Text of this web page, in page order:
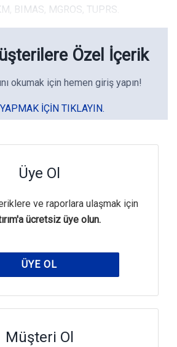
BIMAS, MGROS, TUPRS.
Özel İçerik
okumak için hemen giriş yapın!
IÇIN TIKLAYIN.
Üye Ol
ve raporlara ulaşmak için
ücretsiz üye olun.
ÜYE OL
Müşteri Ol